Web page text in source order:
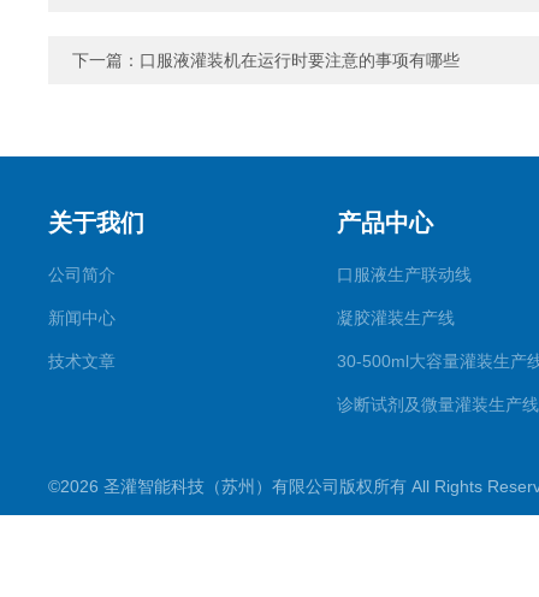
下一篇： 口服液灌装机在运行时要注意的事项有哪些
关于我们
公司简介
新闻中心
技术文章
产品中心
口服液生产联动线
凝胶灌装生产线
30-500ml大容量灌装生产
诊断试剂及微量灌装生产线
喷雾剂生产线
©2026 圣灌智能科技（苏州）有限公司版权所有 All Rights